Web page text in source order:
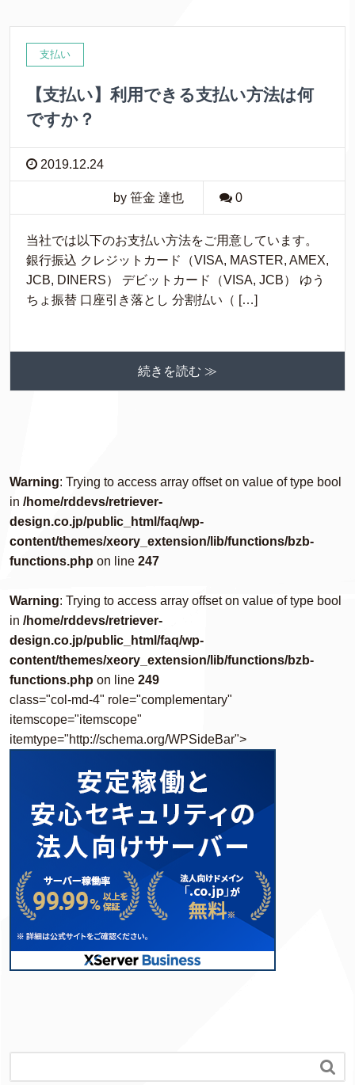
支払い
【支払い】利用できる支払い方法は何
ですか？
2019.12.24
by 笹金 達也 0
当社では以下のお支払い方法をご用意しています。
銀行振込 クレジットカード（VISA, MASTER, AMEX,
JCB, DINERS） デビットカード（VISA, JCB） ゆう
ちょ振替 口座引き落とし 分割払い（ […]
続きを読む ≫
Warning: Trying to access array offset on value of type bool
in /home/rddevs/retriever-
design.co.jp/public_html/faq/wp-
content/themes/xeory_extension/lib/functions/bzb-
functions.php on line 247
Warning: Trying to access array offset on value of type bool
in /home/rddevs/retriever-
design.co.jp/public_html/faq/wp-
content/themes/xeory_extension/lib/functions/bzb-
functions.php on line 249
class="col-md-4" role="complementary"
itemscope="itemscope"
itemtype="http://schema.org/WPSideBar">
